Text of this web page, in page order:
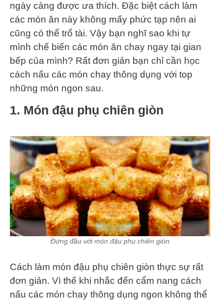
ngày càng được ưa thích. Đặc biệt cách làm
các món ăn này không mấy phức tạp nên ai
cũng có thể trổ tài. Vậy bạn nghĩ sao khi tự
mình chế biến các món ăn chay ngay tại gian
bếp của mình? Rất đơn giản bạn chỉ cần học
cách nấu các món chay thông dụng với top
những món ngon sau.
1. Món đậu phụ chiên giòn
Đứng đầu với món đậu phụ chiên giòn
Cách làm món đậu phụ chiên giòn thực sự rất
đơn giản. Vì thế khi nhắc đến cẩm nang cách
nấu các món chay thông dụng ngon không thể